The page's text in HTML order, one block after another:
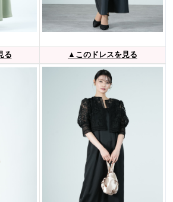
る ▲このドレスを見る